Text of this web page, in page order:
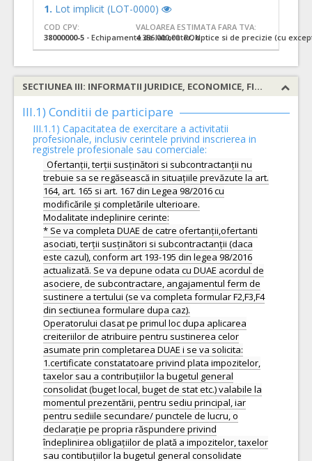
1. Lot implicit (LOT-0000)
COD CPV:
38000000-5 - Echipamente de laborator, optice si de precizie (cu
VALOAREA ESTIMATA FARA TVA:
4.386.000,00 RON
SECTIUNEA III: INFORMATII JURIDICE, ECONOMICE, FINANCIARE SI TEHNICE
III.1) Conditii de participare
III.1.1) Capacitatea de exercitare a activitatii
profesionale, inclusiv cerintele privind inscrierea in
registrele profesionale sau comerciale:
Ofertanții, terții susținători si subcontractanții nu
trebuie sa se regăsească in situațiile prevăzute la art.
164, art. 165 si art. 167 din Legea 98/2016 cu
modificările și completările ulterioare.
Modalitate indeplinire cerinte:
* Se va completa DUAE de catre ofertanții,ofertanti
asociati, terții susținători si subcontractanții (daca
este cazul), conform art 193-195 din legea 98/2016
actualizată. Se va depune odata cu DUAE acordul de
asociere, de subcontractare, angajamentul ferm de
sustinere a tertului (se va completa formular F2,F3,F4
din sectiunea formulare dupa caz).
Operatorului clasat pe primul loc dupa aplicarea
creiteriilor de atribuire pentru sustinerea celor
asumate prin completarea DUAE i se va solicita:
1.certificate constatatoare privind plata impozitelor,
taxelor sau a contribuțiilor la bugetul general
consolidat (buget local, buget de stat etc.) valabile la
momentul prezentării, pentru sediu principal, iar
pentru sediile secundare/ punctele de lucru, o
declarație pe propria răspundere privind
îndeplinirea obligațiilor de plată a impozitelor, taxelor
sau contibuțiilor la bugetul general consolidate